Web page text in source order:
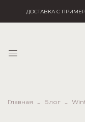
ДОСТАВКА С
Главная Блог